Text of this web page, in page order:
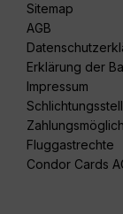
Sitemap
AGB
Erklärung der
Impressum
Fluggastrechte
Condor Cards